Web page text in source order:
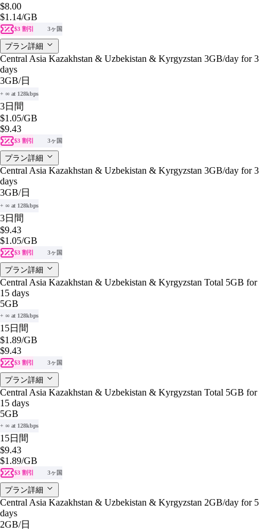
$8.00
$1.14/GB
$3 割引 3ヶ国
プラン詳細
Central Asia Kazakhstan & Uzbekistan & Kyrgyzstan 3GB/day for 3
days
3GB/日
+ ∞ at 128kbps
3日間
$1.05/GB
$9.43
$3 割引 3ヶ国
プラン詳細
Central Asia Kazakhstan & Uzbekistan & Kyrgyzstan 3GB/day for 3
days
3GB/日
+ ∞ at 128kbps
3日間
$9.43
$1.05/GB
$3 割引 3ヶ国
プラン詳細
Central Asia Kazakhstan & Uzbekistan & Kyrgyzstan Total 5GB for
15 days
5GB
+ ∞ at 128kbps
15日間
$1.89/GB
$9.43
$3 割引 3ヶ国
プラン詳細
Central Asia Kazakhstan & Uzbekistan & Kyrgyzstan Total 5GB for
15 days
5GB
+ ∞ at 128kbps
15日間
$9.43
$1.89/GB
$3 割引 3ヶ国
プラン詳細
Central Asia Kazakhstan & Uzbekistan & Kyrgyzstan 2GB/day for 5
days
2GB/日